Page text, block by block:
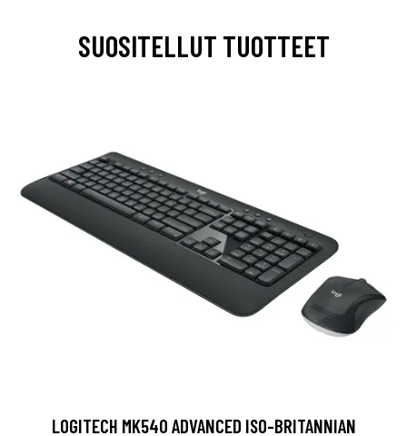
SUOSITELLUT TUOTTEET
LOGITECH MK540 ADVANCED ISO-BRITANNIAN